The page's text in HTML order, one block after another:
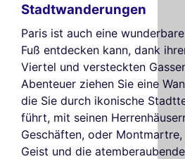
Stadtwanderungen
Paris ist auch eine
Fuß entdecken kann, dank
Viertel und versteckten
Abenteuer ziehen Sie eine
die Sie durch ikonische
führt, mit seinen
Geschäften, oder
Geist und die